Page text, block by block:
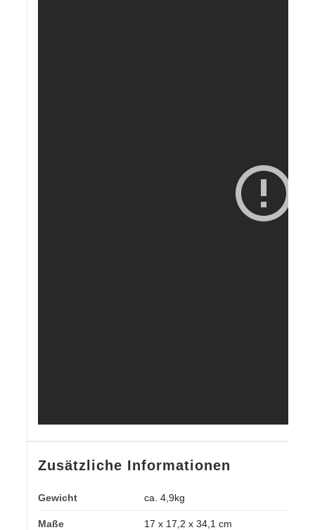
Zusätzliche Informationen
Gewicht ca. 4,9kg
Maße 17 x 17,2 x 34,1 cm